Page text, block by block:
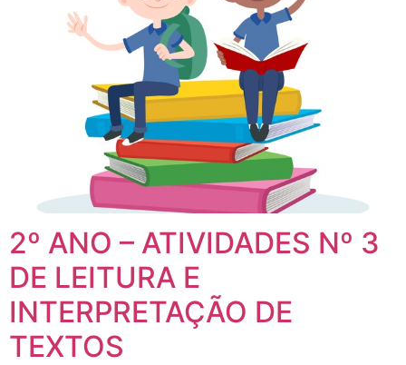
2º ANO – ATIVIDADES Nº 3
DE LEITURA E
INTERPRETAÇÃO DE
TEXTOS